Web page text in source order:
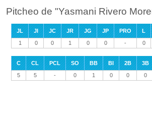
Pitcheo de "Yasmani Rivero
JL JI JC JR JG JP PRO L
1
0 0 1 0 0 - 0
C CL PCL SO BB BI 2B 3B
5
5 - 0 1 0 0 0